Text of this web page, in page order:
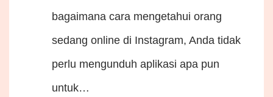
bagaimana cara mengetahui orang
sedang online di Instagram, Anda tidak
perlu mengunduh aplikasi apa pun
untuk…